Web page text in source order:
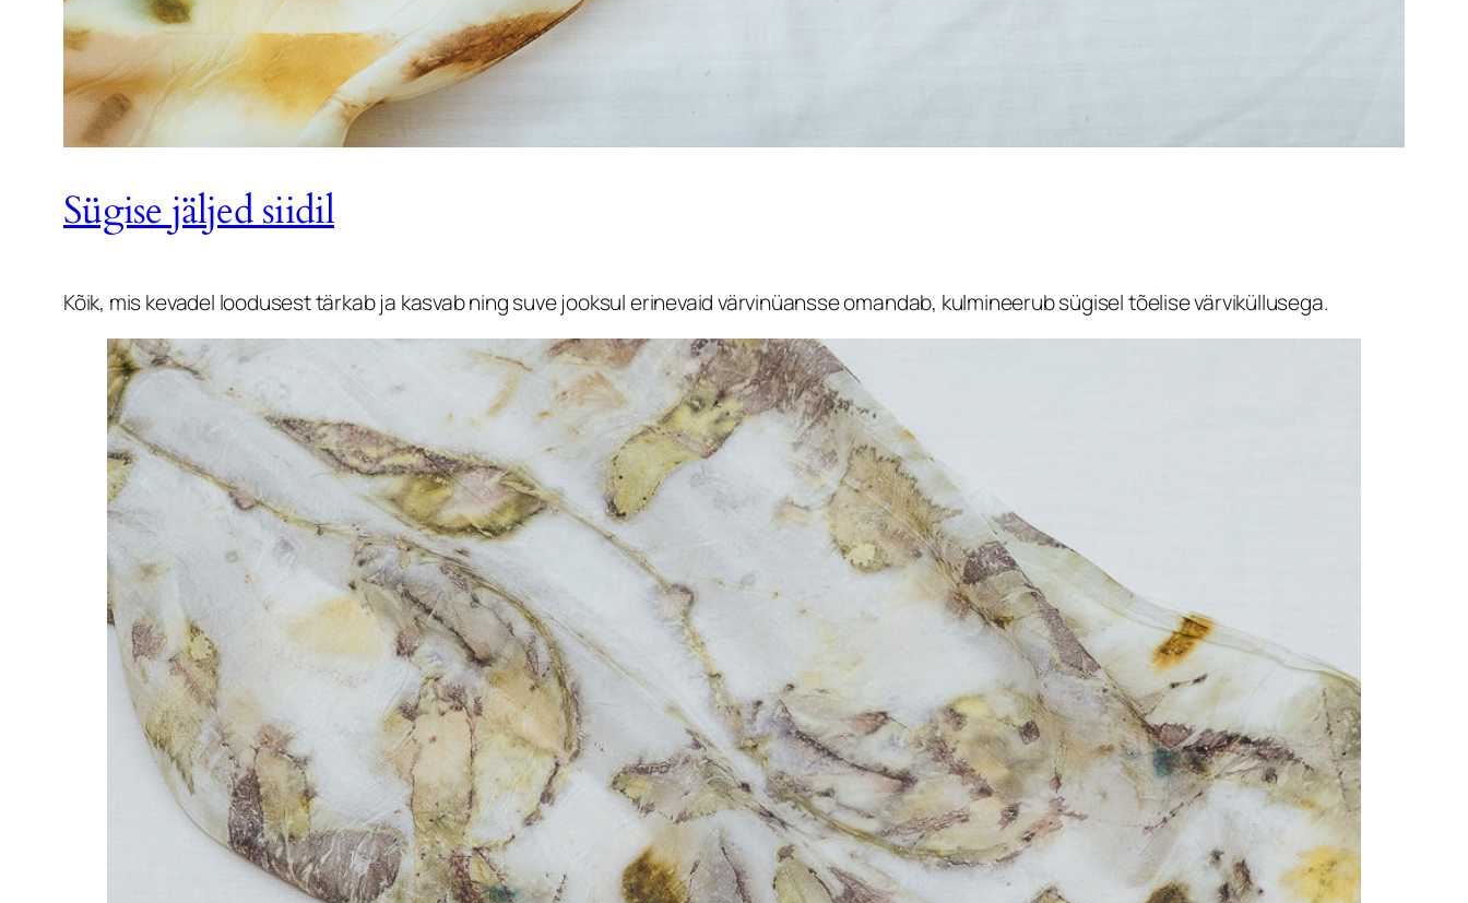
Sügise jäljed siidil
Kõik, mis kevadel loodusest tärkab ja kasvab ning suve jooksul erinevaid värvinüansse omandab, kulmineerub sügisel tõelise värviküllusega.